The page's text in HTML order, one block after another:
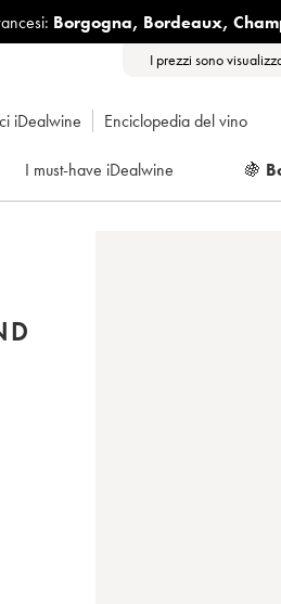
Borgogna, Bordeaux,
I prezzi sono
iDealwine Enciclopedia del vino
I must-have iDealwine 🍇